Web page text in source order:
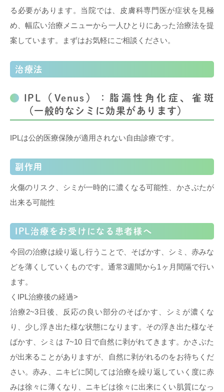
る必要があります。当院では、皮膚科専門医が症状を見極
め、幅広い治療メニューから一人ひとりにあった治療法を提
案しています。まずはお気軽にご相談ください。
治療法
IPL（Venus）：脂漏性角化症、雀斑
（一般的なシミに効果があります）
IPLは公的医療保険が適用されない自由診療です。
副作用
火傷のリスク、シミが一時的に濃くなる可能性、かさぶたが
出来る可能性
IPL治療をお受けになる患者様へ
今回の治療は繰り返し行うことで、そばかす、シミ、赤みな
どを薄くしていくものです。通常3週間から1ヶ月間隔で行い
ます。
くIPL治療後の経過>
治療2~3日後、反応の良い部分のそばかす、シミが濃くな
り、少し浮き出た様な状態になります。その浮き出た様なそ
ばかす、シミは 7~10 日で自然に剥がれてきます。かさぶた
が出来ることがありますが、自然に剥がれるのをお待ちくだ
さい。赤み、ニキビに関しては治療を繰り返していく度に赤
みは徐々に薄くなり、ニキビは徐々に出来にくい肌質になっ